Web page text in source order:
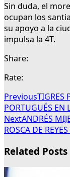
Sin duda, el
ocupan los
su apoyo a la
impulsa la 4T.
Share:
Rate:
PreviousTIGRES
PORTUGUÉS EN
NextANDRÉS
ROSCA DE
Related Posts